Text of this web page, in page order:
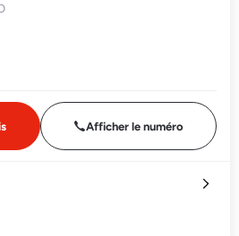
Afficher le numéro